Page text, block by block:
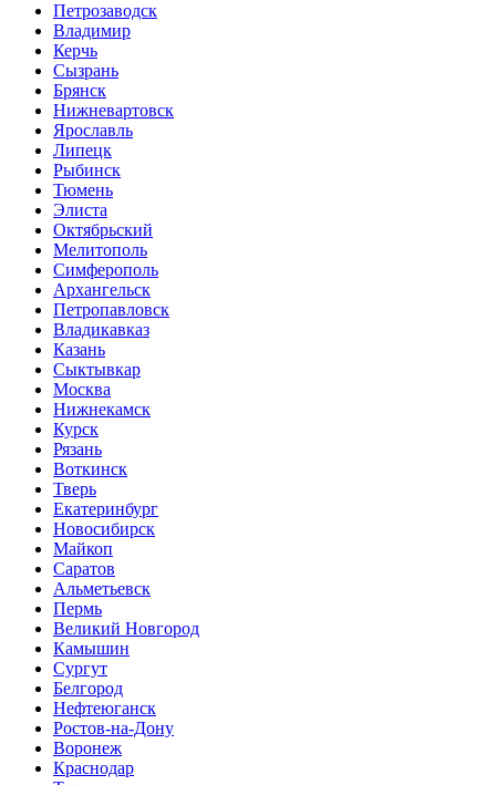
Петрозаводск
Владимир
Керчь
Сызрань
Брянск
Нижневартовск
Ярославль
Липецк
Рыбинск
Тюмень
Элиста
Октябрьский
Мелитополь
Симферополь
Архангельск
Петропавловск
Владикавказ
Казань
Сыктывкар
Москва
Нижнекамск
Курск
Рязань
Воткинск
Тверь
Екатеринбург
Новосибирск
Майкоп
Саратов
Альметьевск
Пермь
Великий Новгород
Камышин
Сургут
Белгород
Нефтеюганск
Ростов-на-Дону
Воронеж
Краснодар